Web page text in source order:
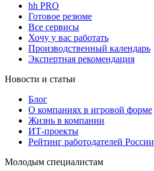
hh PRO
Готовое резюме
Все сервисы
Хочу у вас работать
Производственный календарь
Экспертная рекомендация
Новости и статьи
Блог
О компаниях в игровой форме
Жизнь в компании
ИТ-проекты
Рейтинг работодателей России
Молодым специалистам